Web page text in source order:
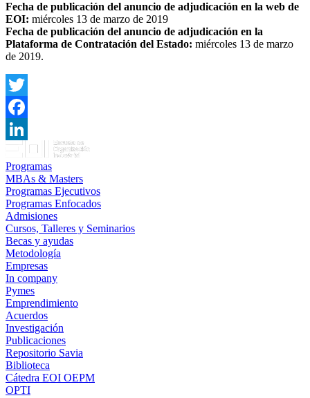
Fecha de publicación del anuncio de adjudicación en la web de
EOI: miércoles 13 de marzo de 2019
Fecha de publicación del anuncio de adjudicación en la
Plataforma de Contratación del Estado: miércoles 13 de marzo
de 2019.
Twitter
Facebook
LinkedIn
Programas
MBAs & Masters
Programas Ejecutivos
Programas Enfocados
Admisiones
Cursos, Talleres y Seminarios
Becas y ayudas
Metodología
Empresas
In company
Pymes
Emprendimiento
Acuerdos
Investigación
Publicaciones
Repositorio Savia
Biblioteca
Cátedra EOI OEPM
OPTI